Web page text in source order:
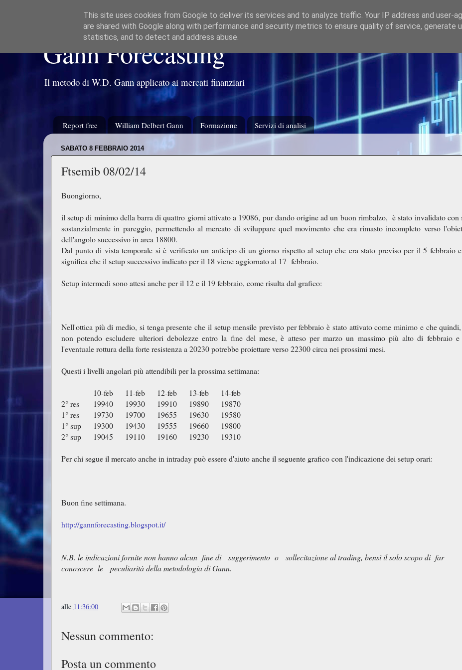
Gann Forecasting
Il metodo di W.D. Gann applicato ai mercati finanziari
Report free William Delbert Gann Formazione Servizi di analisi
SABATO 8 FEBBRAIO 2014
Ftsemib 08/02/14
Buongiorno,
il setup di minimo della barra di quattro giorni attivato a 19086, pur dando origine ad un buon rimbalzo, è stato invalidato con
sostanzialmente in pareggio, permettendo al mercato di sviluppare quel movimento che era rimasto incompleto verso
dell'angolo successivo in area 18800.
Dal punto di vista temporale si è verificato un anticipo di un giorno rispetto al setup che era stato previso per il 5 febbraio
significa che il setup successivo indicato per il 18 viene aggiornato al 17 febbraio.
Setup intermedi sono attesi anche per il 12 e il 19 febbraio, come risulta dal grafico:
Nell'ottica più di medio, si tenga presente che il setup mensile previsto per febbraio è stato attivato come minimo e che
non potendo escludere ulteriori debolezze entro la fine del mese, è atteso per marzo un massimo più alto di febbraio e
l'eventuale rottura della forte resistenza a 20230 potrebbe proiettare verso 22300 circa nei prossimi mesi.
Questi i livelli angolari più attendibili per la prossima settimana:
10-feb 11-feb 12-feb 13-feb
14-feb
2° res
19940 19930 19910 19890
19870
1° res
19730 19700 19655 19630
19580
1° sup
19300 19430 19555 19660
19800
2° sup
19045 19110 19160 19230 19310
Per chi segue il mercato anche in intraday può essere d'aiuto anche il seguente grafico con l'indicazione dei setup orari:
Buon fine settimana.
http://gannforecasting.blogspot.it/
N.B. le indicazioni fornite non hanno alcun fine di suggerimento o sollecitazione al trading, bensì il solo scopo di far
conoscere le peculiarità della metodologia di Gann.
alle 11:36:00
Nessun commento:
Posta un commento
This site uses cookies from Google to deliver its services and to analyze traffic. Your IP address and user-
are shared with Google along with performance and security metrics to ensure quality of service, generate
statistics, and to detect and address abuse.